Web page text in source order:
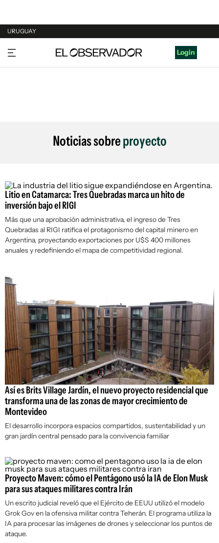
URUGUAY
URUGUAY
ARGENTINA
Login
Noticias sobreproyecto
Litio en Catamarca: Tres Quebradas marca un hito de
inversión bajo el RIGI
Más que una aprobación administrativa, el ingreso de Tres
Quebradas al RIGI ratifica el protagonismo del capital minero en
Argentina, proyectando exportaciones por U$S 400 millones
anuales y redefiniendo el mapa de competitividad regional.
Así es Brits Village Jardín, el nuevo proyecto residencial que
transforma una de las zonas de mayor crecimiento de
Montevideo
El desarrollo incorpora espacios compartidos, sustentabilidad y un
gran jardín central pensado para la convivencia familiar
Proyecto Maven: cómo el Pentágono usó la IA de Elon Musk
para sus ataques militares contra Irán
Un escrito judicial reveló que el Ejército de EEUU utilizó el modelo
Grok Gov en la ofensiva militar contra Teherán. El programa utiliza la
IA para procesar las imágenes de drones y seleccionar los puntos de
ataque.